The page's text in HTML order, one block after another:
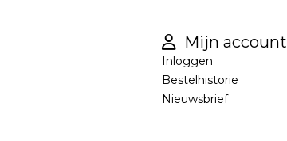
Mijn account
Inloggen
Bestelhistorie
Nieuwsbrief